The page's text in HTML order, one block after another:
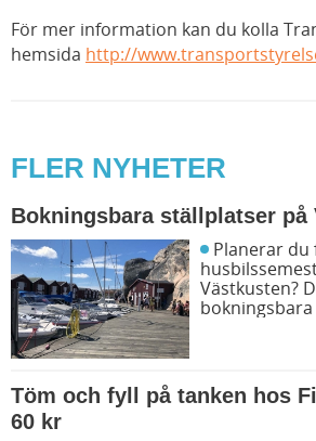
För mer information kan du kolla
hemsida http://
FLER NYHETER
Bokningsbara ställplatser på
Västkusten?
ställplatser
att du kan
Töm och fyll på tanken hos
60 kr